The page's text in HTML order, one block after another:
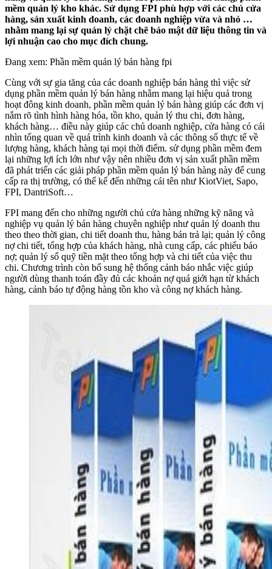
mềm quản lý kho khác. Sử dụng FPI phù hợp với các chủ cửa
hàng, sản xuất kinh doanh, các doanh nghiệp vừa và nhỏ …
nhằm mang lại sự quản lý chặt chẽ bảo mật dữ liệu thông tin và
lợi nhuận cao cho mục đích chung.
Đang xem: Phần mềm quản lý bán hàng fpi
Cùng với sự gia tăng của các doanh nghiệp bán hàng thì việc sử
dụng phần mềm quản lý bán hàng nhằm mang lại hiệu quả trong
hoạt đông kinh doanh, phần mềm quản lý bán hàng giúp các đơn vị
nắm rõ tình hình hàng hóa, tồn kho, quản lý thu chi, đơn hàng,
khách hàng… điều này giúp các chủ doanh nghiệp, cửa hàng có cái
nhìn tổng quan về quá trình kinh doanh và các thông số thực tế về
lượng hàng, khách hàng tại mọi thời điểm. sử dụng phần mềm đem
lại những lợi ích lớn như vậy nên nhiều đơn vị sản xuất phần mềm
đã phát triển các giải pháp phần mềm quản lý bán hàng này để cung
cấp ra thị trường, có thể kể đến những cái tên như KiotViet, Sapo,
FPI, DantriSoft…
FPI mang đến cho những người chủ cửa hàng những kỹ năng và
nghiệp vụ quản lý bán hàng chuyên nghiệp như quản lý doanh thu
theo theo thời gian, chi tiết doanh thu, hàng bán trả lại; quản lý công
nợ chi tiết, tổng hợp của khách hàng, nhà cung cấp, các phiếu báo
nợ; quản lý sổ quỹ tiền mặt theo tổng hợp và chi tiết của việc thu
chi. Chương trình còn bổ sung hệ thống cảnh báo nhắc việc giúp
người dùng thanh toán đầy đủ các khoản nợ quá giới hạn từ khách
hàng, cảnh báo tự động hàng tồn kho và công nợ khách hàng.